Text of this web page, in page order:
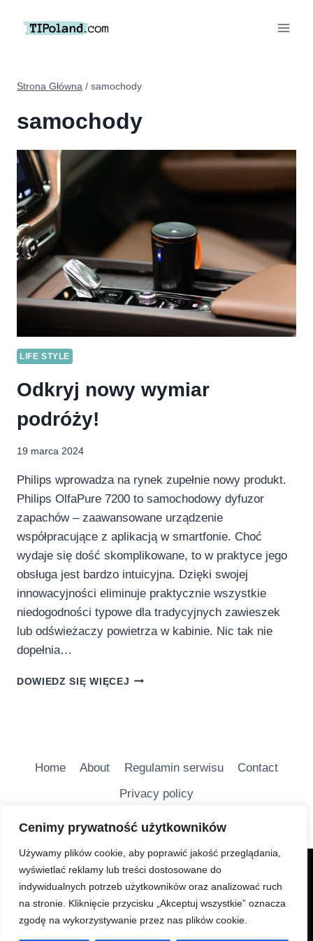
Cenimy prywatność użytkowników
Używamy plików cookie, aby poprawić jakość przeglądania,
wyświetlać reklamy lub treści dostosowane do
indywidualnych potrzeb użytkowników oraz analizować ruch
na stronie. Kliknięcie przycisku „Akceptuj wszystkie” oznacza
zgodę na wykorzystywanie przez nas plików cookie.
Strona Główna / samochody
samochody
LIFE STYLE
Odkryj nowy wymiar
podróży!
19 marca 2024
Philips wprowadza na rynek zupełnie nowy produkt.
Philips OlfaPure 7200 to samochodowy dyfuzor
zapachów – zaawansowane urządzenie
współpracujące z aplikacją w smartfonie. Choć
wydaje się dość skomplikowane, to w praktyce jego
obsługa jest bardzo intuicyjna. Dzięki swojej
innowacyjności eliminuje praktycznie wszystkie
niedogodności typowe dla tradycyjnych zawieszek
lub odświeżaczy powietrza w kabinie. Nic tak nie
dopełnia…
DOWIEDZ SIĘ WIĘCEJ ODKRYJ
Home About Regulamin serwisu
Contact
Privacy policy
Charakter Serwisu jest głównie informacyjny i ma na
celu bezpłatne udostępnianie wiadomości
turystycznych.